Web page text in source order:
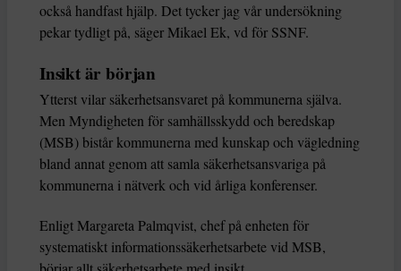
också handfast hjälp. Det tycker jag vår undersökning
pekar tydligt på, säger Mikael Ek, vd för SSNF.
Insikt är början
Ytterst vilar säkerhetsansvaret på kommunerna själva.
Men Myndigheten för samhällsskydd och beredskap
(MSB) bistår kommunerna med kunskap och vägledning
bland annat genom att samla säkerhetsansvariga på
kommunerna i nätverk och vid årliga konferenser.
Enligt Margareta Palmqvist, chef på enheten för
systematiskt informationssäkerhetsarbete vid MSB,